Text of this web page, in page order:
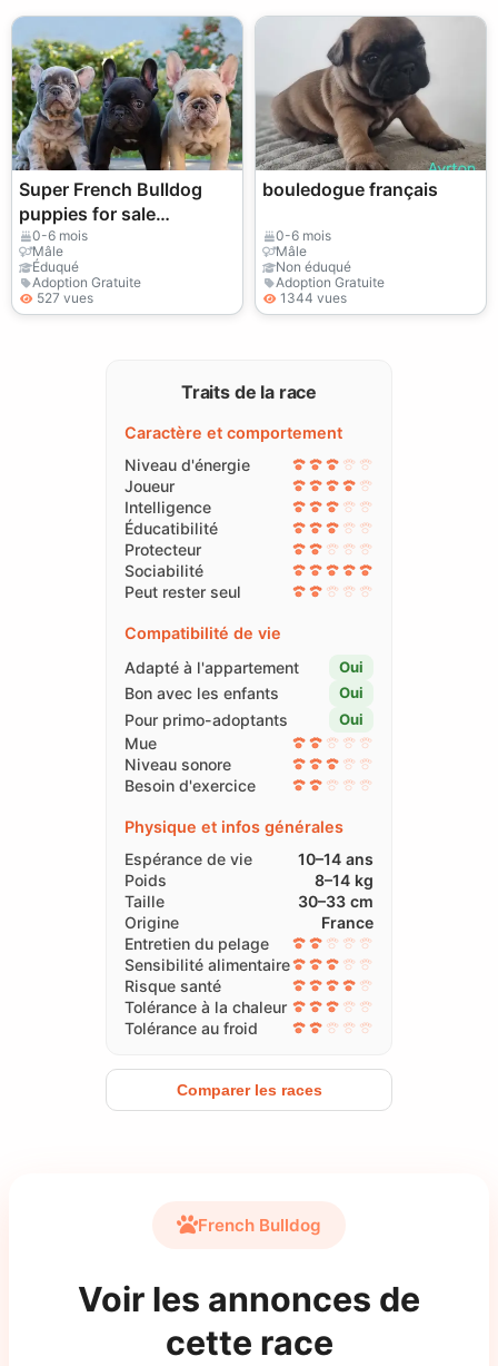
Super French Bulldog
puppies for sale
WhatsApp
+447393160284
0-6 mois
Mâle
Éduqué
Adoption Gratuite
527 vues
bouledogue français
0-6 mois
Mâle
Non éduqué
Adoption Gratuite
1344 vues
Traits de la race
Caractère et comportement
Niveau d'énergie
Joueur
Intelligence
Éducatibilité
Protecteur
Sociabilité
Peut rester seul
Compatibilité de vie
Adapté à l'appartement
Oui
Bon avec les enfants Oui
Pour primo-adoptants Oui
Mue
Niveau sonore
Besoin d'exercice
Physique et infos générales
Espérance de vie
10–14 ans
Poids
8–14 kg
Taille
30–33 cm
Origine
France
Entretien du pelage
Sensibilité alimentaire
Risque santé
Tolérance à la chaleur
Tolérance au froid
Comparer les races
French Bulldog
Voir les annonces de
cette race